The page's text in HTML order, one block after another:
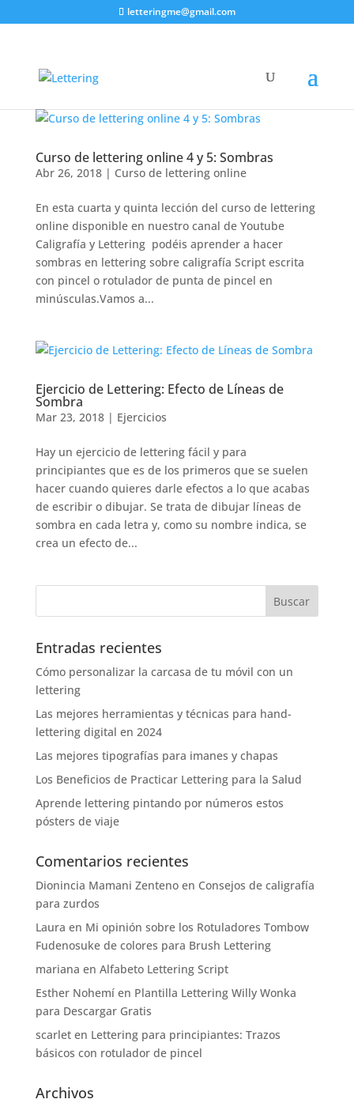
letteringme@gmail.com
Curso de lettering online 4 y 5: Sombras
Abr 26, 2018| Curso de lettering online
En esta cuarta y quinta lección del curso de lettering
online disponible en nuestro canal de Youtube
Caligrafía y Lettering podéis aprender a hacer
sombras en lettering sobre caligrafía Script escrita
con pincel o rotulador de punta de pincel en
minúsculas.Vamos a...
Ejercicio de Lettering: Efecto de Líneas de
Sombra
Mar 23, 2018| Ejercicios
Hay un ejercicio de lettering fácil y para
principiantes que es de los primeros que se suelen
hacer cuando quieres darle efectos a lo que acabas
de escribir o dibujar. Se trata de dibujar líneas de
sombra en cada letra y, como su nombre indica, se
crea un efecto de...
Entradas recientes
Cómo personalizar la carcasa de tu móvil con un
lettering
Las mejores herramientas y técnicas para hand-
lettering digital en 2024
Las mejores tipografías para imanes y chapas
Los Beneficios de Practicar Lettering para la Salud
Aprende lettering pintando por números estos
pósters de viaje
Comentarios recientes
Dionincia Mamani Zentenoen Consejos de caligrafía
para zurdos
Laura en Mi opinión sobre los Rotuladores Tombow
Fudenosuke de colores para Brush Lettering
mariana en Alfabeto Lettering Script
Esther Nohemíen Plantilla Lettering Willy Wonka
para Descargar Gratis
scarleten Lettering para principiantes: Trazos
básicos con rotulador de pincel
Archivos